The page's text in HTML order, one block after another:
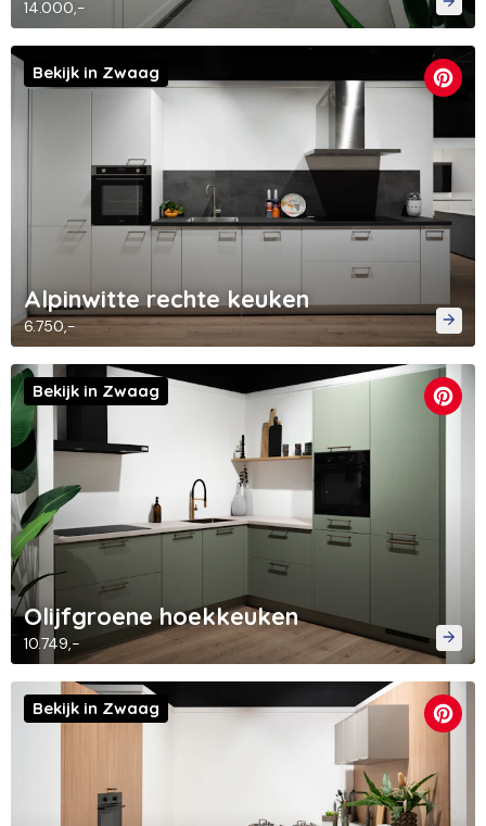
14.000,-
Alpinwitte rechte keuken
6.750,-
Bekijk in Zwaag
Olijfgroene hoekkeuken
10.749,-
Bekijk in Zwaag
Bekijk in Zwaag